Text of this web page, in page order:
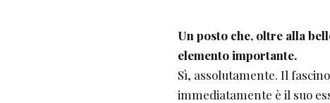
Un posto che, oltre alla
elemento importante.
Sì, assolutamente. Il
immediatamente è il suo